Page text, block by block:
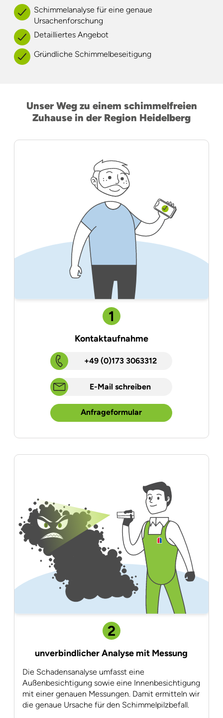
Schimmelanalyse für eine genaue
Ursachenforschung
Detailliertes Angebot
Gründliche Schimmelbeseitigung
Unser Weg zu einem schimmelfreien
Zuhause in der Region Heidelberg
1
Kontaktaufnahme
+49 (0)173 3063312
E-Mail schreiben
Anfrageformular
2
unverbindlicher Analyse mit Messung
Die Schadensanalyse umfasst eine
Außenbesichtigung sowie eine Innenbesichtigung
mit einer genauen Messungen. Damit ermitteln wir
die genaue Ursache für den Schimmelpilzbefall.